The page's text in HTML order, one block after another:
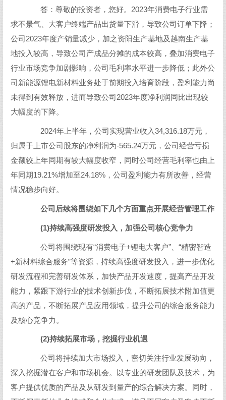
答：尊敬的投资者，您好。2023年消费电子行业需
求不景气、大客户终端产品出货量下滑，导致公司订单下降；
公司2023年度产销量减少，加之资阳生产基地及越南生产基
地投入较高，导致公司产成品分摊的成本较高，叠加消费电子
行业市场竞争加剧影响，公司毛利率水平进一步降低；此外公
司新能源锂电新材料业务处于前期投入培育阶段，盈利能力尚
未得到有效释放，进而导致公司2023年度净利润同比出现较
大幅度的下降。
2024年上半年，公司实现营业收入34,316.18万元，
归属于上市公司股东的净利润为-565.24万元，公司经营亏损
金额较上年同期有较大幅度收窄，同时公司经营毛利率也由上
年同期19.21%增加至24.18%，公司盈利能力有所改善，经营
情况稳步向好。
公司后续将围绕如下几个方面重点开展经营管理工作
(1)持续高强度研发投入，加强公司核心竞争力
公司将围绕现有“消费电子+锂电大客户”、“精密智造
+新材料综合服务”等资源，持续高强度研发投入，进一步优化
研发流程和完善研发体系，加快产品开发速度，提高产品开发
能力，紧跟下游行业的技术创新步伐，不断拓展技术附加值更
高的产品，不断拓展产品应用领域，提升公司的综合服务能力
及核心竞争力。
(2)持续拓展市场，挖掘行业机遇
公司将持续加大市场投入，密切关注行业发展动向，
深入挖掘潜在客户和市场机会。以专业的研发团队及技术，为
客户提供优质的产品及从研发到量产的综合解决方案。同时，